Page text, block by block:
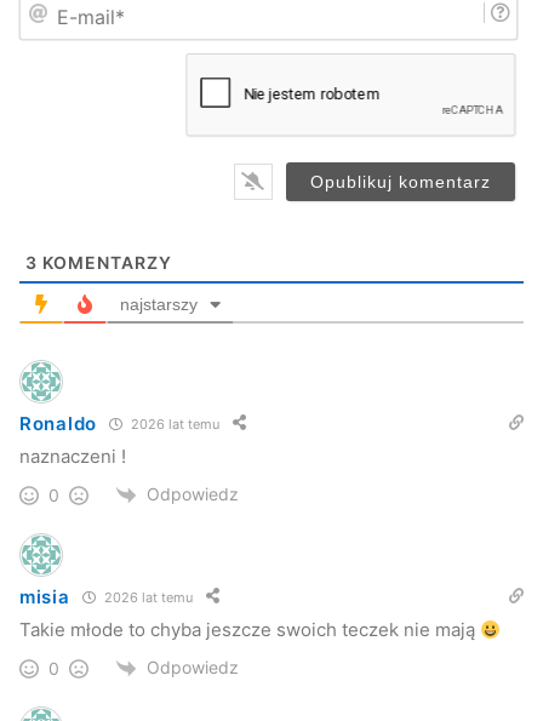
m
3 KOMENTARZY
najstarszy
Ronaldo 2026 lat temu
naznaczeni !
0 Odpowiedz
misia 2026 lat temu
Takie młode to chyba jeszcze swoich teczek nie mają
0 Odpowiedz